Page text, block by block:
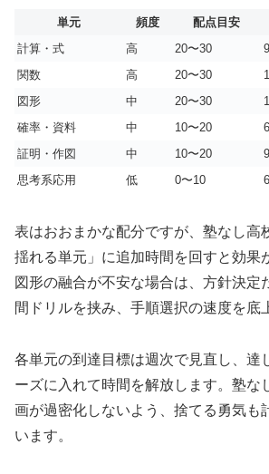
単元 頻度 配点目安
計算・式
高 20〜30
関数
高 20〜30
図形
中 20〜30
確率・資料
中 10〜20
証明・作図
中 10〜20
思考系応用
低 0〜10
表はおおまかな配分ですが、塾なし高
揺れる単元」に追加時間を回すと効果
図形の融合が不安な場合は、方針決定
間ドリルを挟み、手順選択の速度を底
各単元の到達目標は週次で見直し、達
ーズに入れて時間を解放します。塾な
画が過密化しないよう、捨てる勇気も
います。